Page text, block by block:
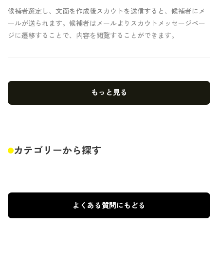
候補者選定し、文面を作成後スカウトを送信すると、候補者にメ
ールが送られます。候補者はメールよりスカウトメッセージペー
ジに遷移することで、内容を閲覧することができます。
もっと見る
カテゴリーから探す
よくある質問にもどる